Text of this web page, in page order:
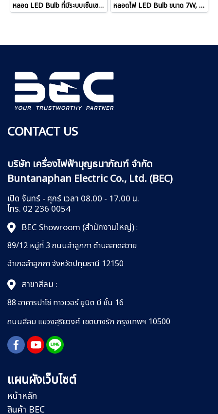
หลอด LED Bulb ที่มีระบบเซ็นเซอร์ตรวจจับแสงสว่าง รุ่น Ultra-X-Sensor หลอดไฟ LED Bulb ขนาด 7W, 9W, 11W รุ่น Mega
CONTACT US
บริษัท เครื่องไฟฟ้าบุญธนาภัณฑ์ จำกัด
Buntanaphan Electric Co., Ltd. (BEC)
เปิด จันทร์ - ศุกร์ เวลา 08.00 - 17.00 น.
โทร. 02 236 0054
BEC Showroom (สำนักงานใหญ่):
89/12 หมู่ที่ 3 ถนนลำลูกกาตำบลลาดสวาย
อำเภอลำลูกกาจังหวัดปทุมธานี 12150
สาขาสีลม :
88 อาคารปาโซ่ ทาวเวอร์ ยูนิต บี ชั้น 16
ถนนสีลม แขวงสุริยวงศ์ เขตบางรัก กรุงเทพฯ 10500
แผนผังเว็บไซต์
หน้าหลัก
สินค้า BEC